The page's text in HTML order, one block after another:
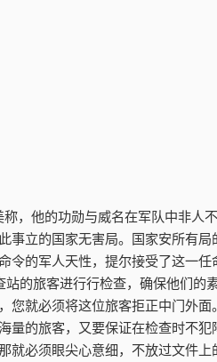
，他的功勋与威名在军队中非
立的国家无害局。国家安所有
的军人天性，提尔接受了这一
的旅客进行行检查，确保他们
就必须将这位旅客拒正中门外
的旅客，又要保证在检查时不
必须眼尖心意细，不放过文件